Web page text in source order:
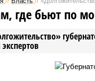
где бьют по